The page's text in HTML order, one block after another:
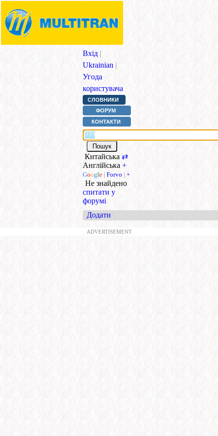
Вхід |
Ukrainian |
Угода
користувача
СЛОВНИКИ
ФОРУМ
КОНТАКТИ
Китайська ⇄
Англійська +
Google | Forvo | +
Не знайдено
спитати у
форумі
Додати
ADVERTISEMENT